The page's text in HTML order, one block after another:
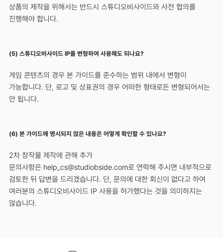
상품의 제작을 위해서는 반드시 스튜디오비사이드와 사전 협의를
진행해야 합니다.
(5) 스튜디오비사이드 IP를 변형하여 사용해도 되나요?
게임 콘텐츠의 경우 본 가이드를 준수하는 범위 내에서 변형이
가능합니다. 단, 로고 및 상표권의 경우 어떠한 형태로든 변형되어서는
안 됩니다.
(6) 본 가이드에 명시되지 않은 내용은 어떻게 확인할 수 있나요?
2차 창작물 제작에 관해 추가
문의사항은 help_cs@studiobside.com로 연락해 주시면 내부적으로
검토한 뒤 답변을 드리겠습니다. 단, 문의에 대한 회신이 없다고 하여
여러분의 스튜디오비사이드 IP 사용을 허가했다는 것을 의미하지는
않습니다.